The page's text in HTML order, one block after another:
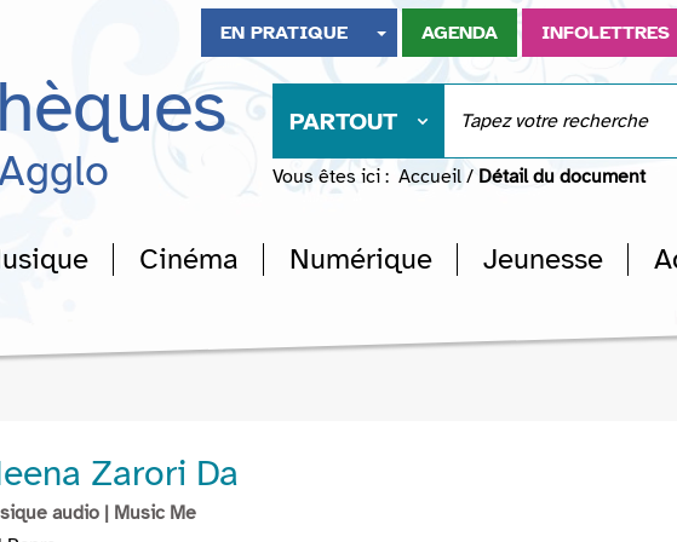
EN PRATIQUE AGENDA INFOLETTRES
PARTOUT
Vous êtes ici : Accueil / Détail du document
Cinéma Numérique Jeunesse
Zarori Da
audio | Music Me